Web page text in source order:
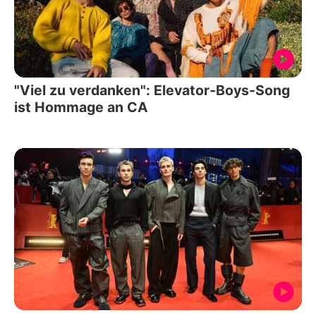
"Viel zu verdanken": Elevator-Boys-Song
ist Hommage an CA